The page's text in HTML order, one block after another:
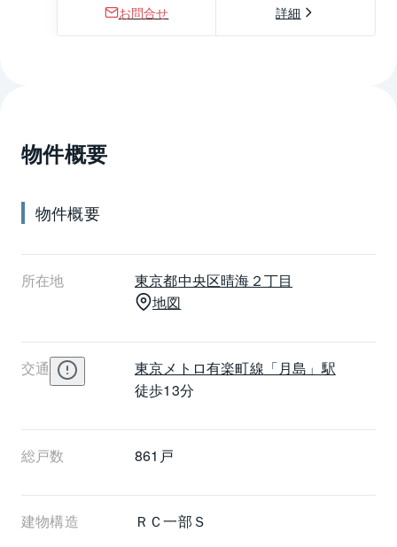
お問合せ 詳細
物件概要
物件概要
所在地 東京都中央区晴海２丁目
地図
交通 東京メトロ有楽町線 「月島」駅
徒歩13分
総戸数 861戸
建物構造 ＲＣ一部Ｓ